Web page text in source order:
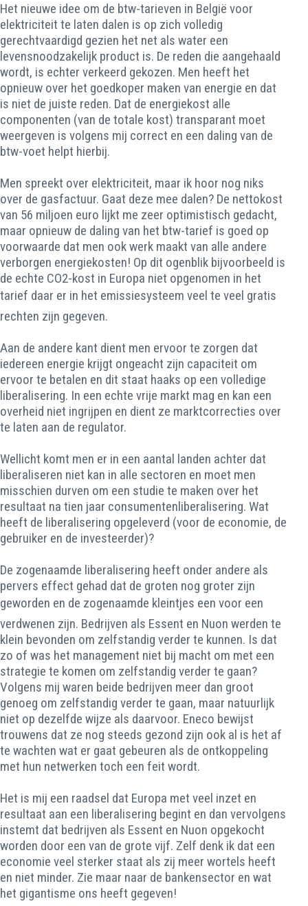
Het nieuwe idee om de btw-tarieven in België voor
elektriciteit te laten dalen is op zich volledig
gerechtvaardigd gezien het net als water een
levensnoodzakelijk product is. De reden die aangehaald
wordt, is echter verkeerd gekozen. Men heeft het
opnieuw over het goedkoper maken van energie en dat
is niet de juiste reden. Dat de energiekost alle
componenten (van de totale kost) transparant moet
weergeven is volgens mij correct en een daling van de
btw-voet helpt hierbij.
Men spreekt over elektriciteit, maar ik hoor nog niks
over de gasfactuur. Gaat deze mee dalen? De nettokost
van 56 miljoen euro lijkt me zeer optimistisch gedacht,
maar opnieuw de daling van het btw-tarief is goed op
voorwaarde dat men ook werk maakt van alle andere
verborgen energiekosten! Op dit ogenblik bijvoorbeeld is
de echte CO2-kost in Europa niet opgenomen in het
tarief daar er in het emissiesysteem veel te veel gratis
rechten zijn gegeven.
Aan de andere kant dient men ervoor te zorgen dat
iedereen energie krijgt ongeacht zijn capaciteit om
ervoor te betalen en dit staat haaks op een volledige
liberalisering. In een echte vrije markt mag en kan een
overheid niet ingrijpen en dient ze marktcorrecties over
te laten aan de regulator.
Wellicht komt men er in een aantal landen achter dat
liberaliseren niet kan in alle sectoren en moet men
misschien durven om een studie te maken over het
resultaat na tien jaar consumentenliberalisering. Wat
heeft de liberalisering opgeleverd (voor de economie, de
gebruiker en de investeerder)?
De zogenaamde liberalisering heeft onder andere als
pervers effect gehad dat de groten nog groter zijn
geworden en de zogenaamde kleintjes een voor een
verdwenen zijn. Bedrijven als Essent en Nuon werden te
klein bevonden om zelfstandig verder te kunnen. Is dat
zo of was het management niet bij macht om met een
strategie te komen om zelfstandig verder te gaan?
Volgens mij waren beide bedrijven meer dan groot
genoeg om zelfstandig verder te gaan, maar natuurlijk
niet op dezelfde wijze als daarvoor. Eneco bewijst
trouwens dat ze nog steeds gezond zijn ook al is het af
te wachten wat er gaat gebeuren als de ontkoppeling
met hun netwerken toch een feit wordt.
Het is mij een raadsel dat Europa met veel inzet en
resultaat aan een liberalisering begint en dan vervolgens
instemt dat bedrijven als Essent en Nuon opgekocht
worden door een van de grote vijf. Zelf denk ik dat een
economie veel sterker staat als zij meer wortels heeft
en niet minder. Zie maar naar de bankensector en wat
het gigantisme ons heeft gegeven!